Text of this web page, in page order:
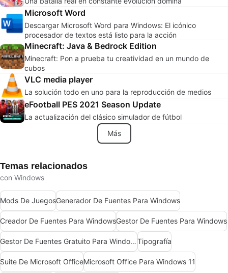
Microsoft Word
Descargar Microsoft Word para Windows: El icónico
procesador de textos está listo para la acción
Minecraft: Java & Bedrock Edition
Minecraft: Pon a prueba tu creatividad en un mundo de
cubos
VLC media player
La solución todo en uno para la reproducción de medios
eFootball PES 2021 Season Update
La actualización del clásico simulador de fútbol
Más
Temas relacionados
con Windows
Mods De JuegosGenerador De Fuentes Para Windows
Creador De Fuentes Para WindowsGestor De Fuentes Para Windows
Gestor De Fuentes Gratuito Para WindowsTipografía
Suite De Microsoft OfficeMicrosoft Office Para Windows 11